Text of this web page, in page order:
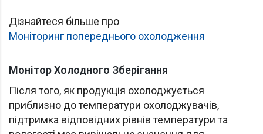
Дізнайтеся більше про
Моніторинг попереднього охолодження
Монітор Холодного Зберігання
Після того, як продукція охолоджується
приблизно до температури охолоджувачів,
підтримка відповідних рівнів температури та